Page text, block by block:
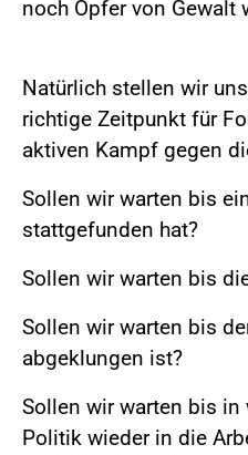
noch Opfer von Gewalt
Natürlich stellen wir
richtige Zeitpunkt für
aktiven Kampf gegen
Sollen wir warten bis
stattgefunden hat?
Sollen wir warten bis
Sollen wir warten bis
abgeklungen ist?
Sollen wir warten bis in
Politik wieder in die